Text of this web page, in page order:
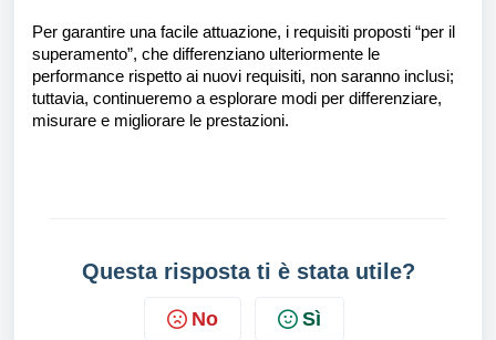
Per garantire una facile attuazione, i requisiti proposti “per il
superamento”, che differenziano ulteriormente le
performance rispetto ai nuovi requisiti, non saranno inclusi;
tuttavia, continueremo a esplorare modi per differenziare,
misurare e migliorare le prestazioni.
Questa risposta ti è stata utile?
No Sì